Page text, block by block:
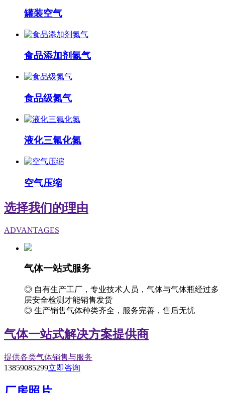
罐装空气
食品添加剂氮气
食品级氮气
液化三氟化氮
空气压缩
选择我们的理由
ADVANTAGES
气体一站式服务
◎ 自有生产工厂，专业技术人员，气体与气体瓶经过多
层安全检测才能销售发货
◎ 生产销售气体种类齐全，服务完善，售后无忧
气体一站式解决方案提供商
提供各类气体销售与服务
13859085299立即咨询